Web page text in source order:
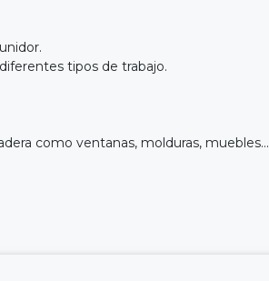
tipos de trabajo.
como ventanas, molduras, muebles...